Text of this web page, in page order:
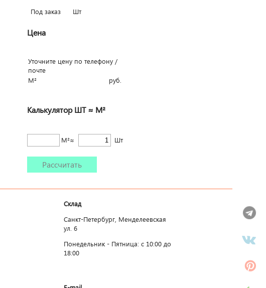
Под заказ Шт
Цена
Уточните цену по телефону /
почте
М²
руб.
Калькулятор ШТ ≈ М²
М²≈ Шт
Рассчитать
Склад
Санкт-Петербург, Менделеевская
ул. 6
Понедельник - Пятница: c 10:00 до
18:00